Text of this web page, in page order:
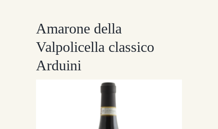
Amarone della
Valpolicella classico
Arduini